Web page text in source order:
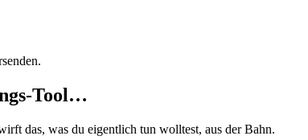
Tool…
das, was du eigentlich tun wolltest, aus der Bahn.